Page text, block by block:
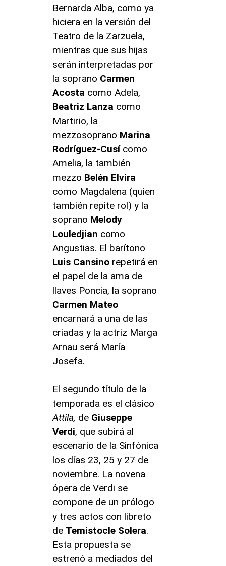
Bernarda Alba, como ya
hiciera en la versión del
Teatro de la Zarzuela,
mientras que sus hijas
serán interpretadas por
la soprano Carmen
Acosta como Adela,
Beatriz Lanza como
Martirio, la
mezzosoprano Marina
Rodríguez-Cusícomo
Amelia, la también
mezzo Belén Elvira
como Magdalena (quien
también repite rol) y la
soprano Melody
Louledjian como
Angustias. El barítono
Luis Cansino repetirá en
el papel de la ama de
llaves Poncia, la soprano
Carmen Mateo
encarnará a una de las
criadas y la actriz Marga
Arnau será María
Josefa.
El segundo título de la
temporada es el clásico
Attila, de Giuseppe
Verdi, que subirá al
escenario de la Sinfónica
los días 23, 25 y 27 de
noviembre. La novena
ópera de Verdi se
compone de un prólogo
y tres actos con libreto
de Temistocle Solera.
Esta propuesta se
estrenó a mediados del